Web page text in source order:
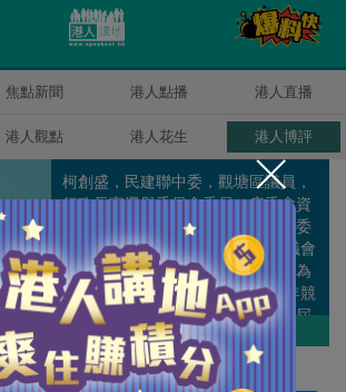
焦點新聞 港人點播 港人直播
港人觀點 港人花生 港人博評
柯創盛，民建聯中委，觀塘區議員，
行政長官選舉委員會委員，房委會資
助房屋小組委員會及商業樓宇小組委
員會委員。1999年第一次參選區議會
選舉，在街坊支持下順利當選，成為
當年最年輕的區議員之一。2003年競
逐連任，再次壓倒性當選，成為該屆
區議會建制派全港票王。在16年社區
工作的基礎上，我近年更積極筆耕，
定期發表評論文章，希望透過小方格
作者其他博評
安全